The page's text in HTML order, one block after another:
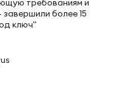
требованиям и
более 15
ключ"